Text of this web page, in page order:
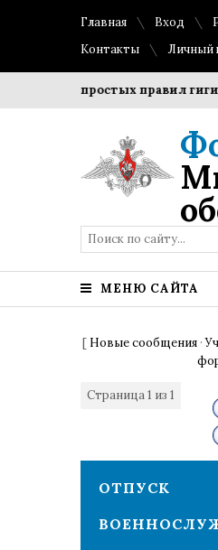
Главная Вход
Контакты
Личный
простых правил
МЕНЮ САЙТА
[ Новые сообщения ·
Страница1 из 1
ОТПУСК